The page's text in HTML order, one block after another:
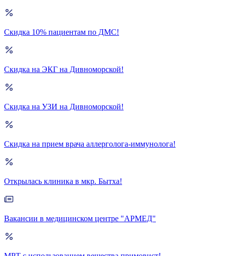
Скидка 10% пациентам по ДМС!
Скидка на ЭКГ на Дивноморской!
Скидка на УЗИ на Дивноморской!
Скидка на прием врача аллерголога-иммунолога!
Открылась клиника в мкр. Бытха!
Вакансии в медицинском центре "АРМЕД"